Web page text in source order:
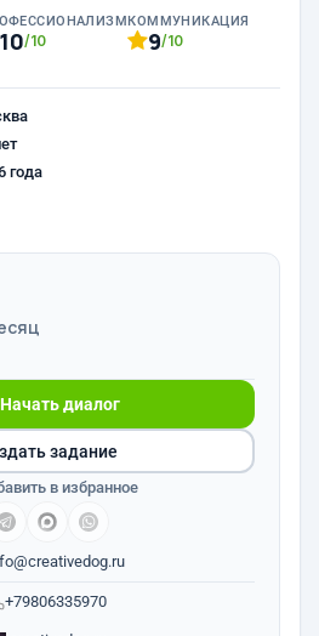
10/10
КОММУНИКАЦИЯ
9/10
года
+79806335970
Начать диалог
задание
в избранное